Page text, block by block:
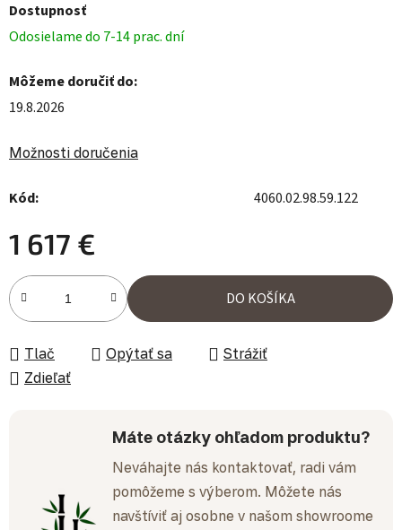
Dostupnosť
Odosielame do 7-14 prac. dní
Môžeme doručiť do:
19.8.2026
Možnosti doručenia
Kód: 4060.02.98.59.122
1 617 €
Jednotková cena:
DO KOŠÍKA
Tlač Opýtať sa
Strážiť
Zdieľať
Máte otázky ohľadom produktu?
Neváhajte nás kontaktovať, radi vám
pomôžeme s výberom. Môžete nás
navštíviť aj osobne v našom showroome